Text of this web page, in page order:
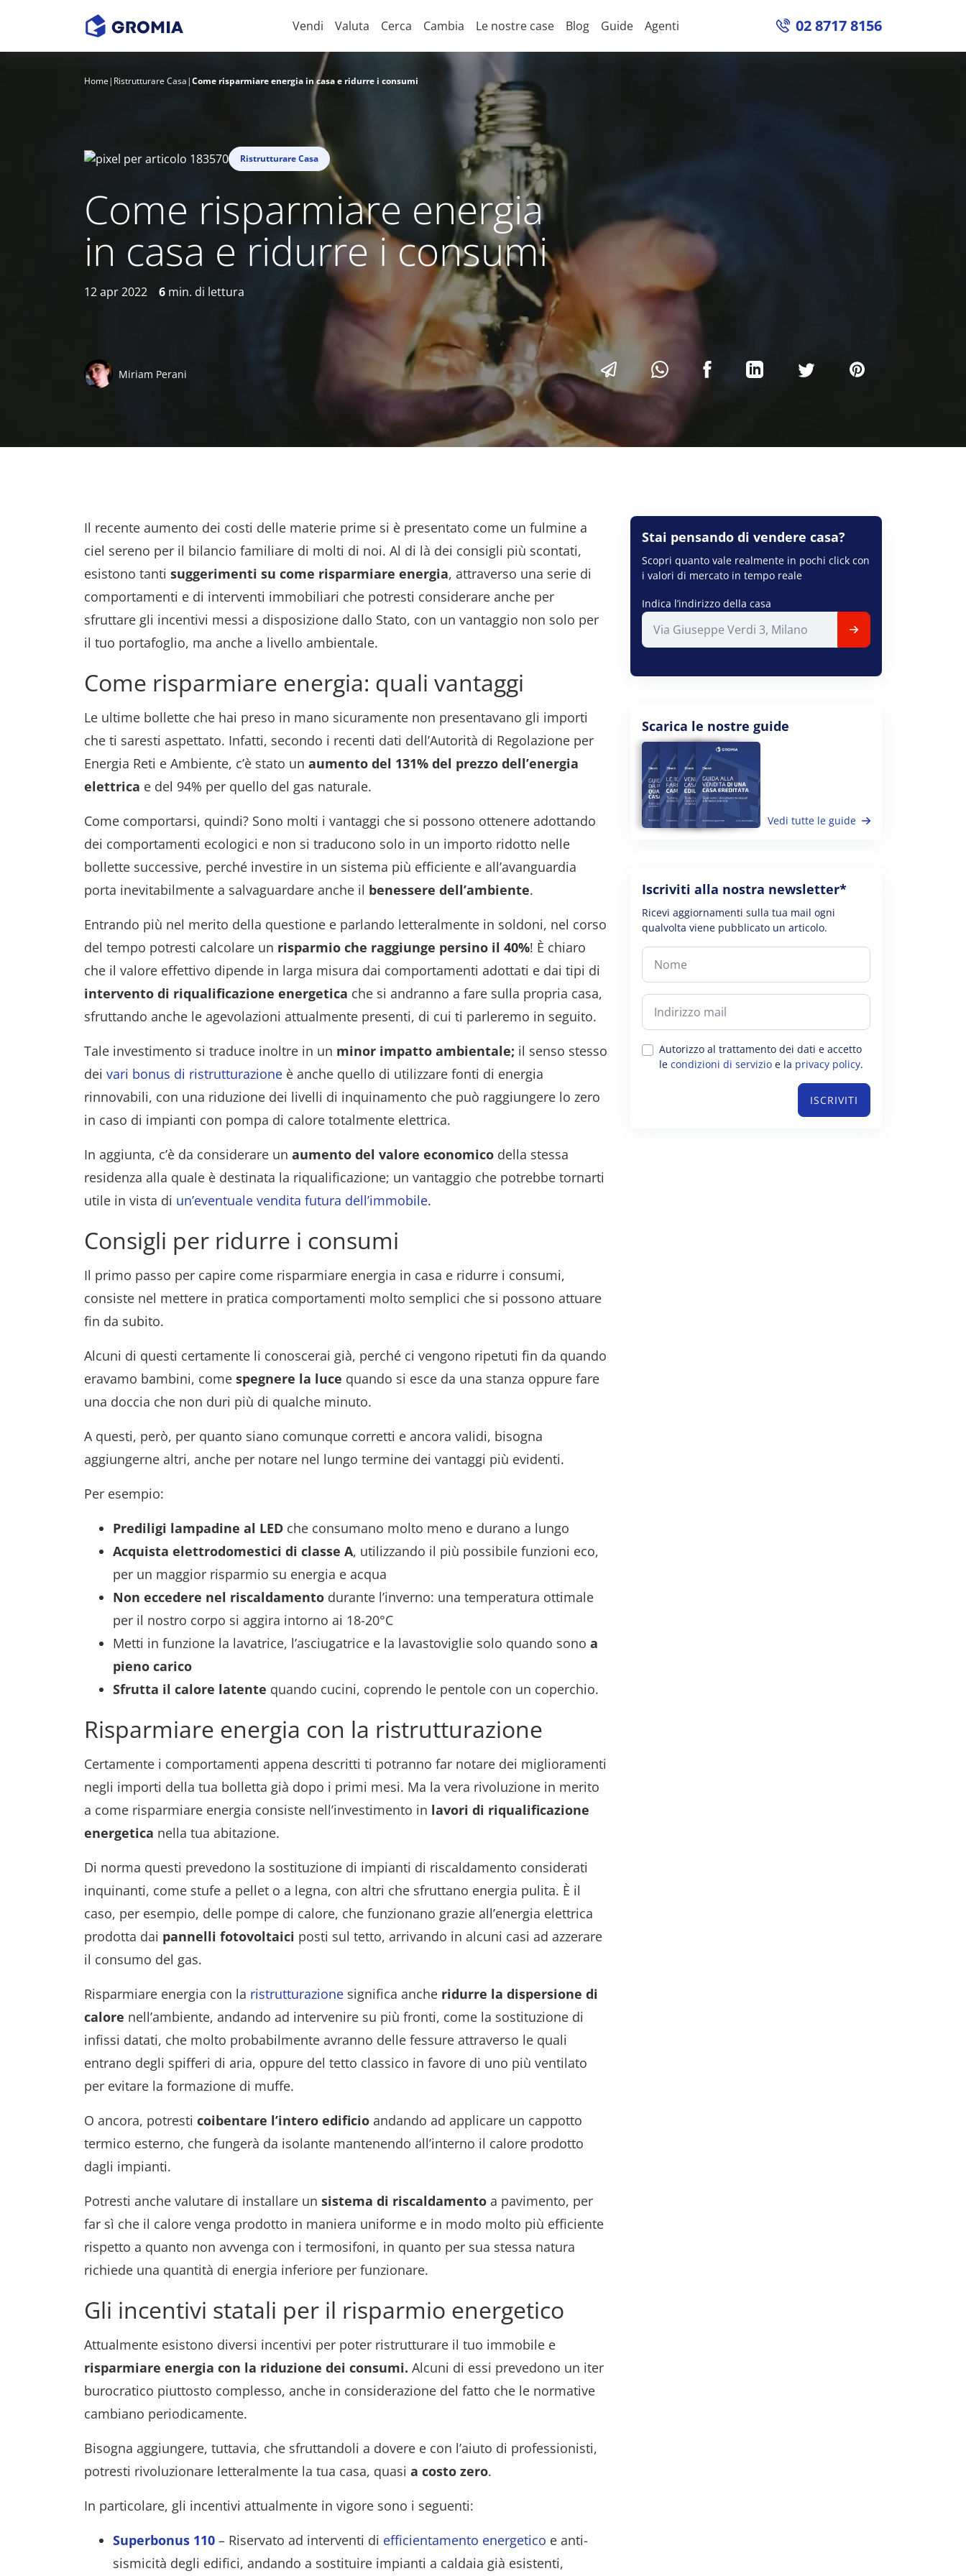
Vendi Valuta Cerca Cambia Le nostre case Blog Guide Agenti 02 8717 8156
Home| Ristrutturare Casa|Come risparmiare energia in casa e ridurre i consumi
Ristrutturare Casa
Come risparmiare energia
in casa e ridurre i consumi
12 apr 2022 6 min. di lettura
Miriam Perani
Il recente aumento dei costi delle materie prime si è presentato come un fulmine a
ciel sereno per il bilancio familiare di molti di noi. Al di là dei consigli più scontati,
esistono tanti suggerimenti su come risparmiare energia, attraverso una serie di
comportamenti e di interventi immobiliari che potresti considerare anche per
sfruttare gli incentivi messi a disposizione dallo Stato, con un vantaggio non solo per
il tuo portafoglio, ma anche a livello ambientale.
Come risparmiare energia: quali vantaggi
Le ultime bollette che hai preso in mano sicuramente non presentavano gli importi
che ti saresti aspettato. Infatti, secondo i recenti dati dell’Autorità di Regolazione per
Energia Reti e Ambiente, c’è stato un aumento del 131% del prezzo dell’energia
elettrica e del 94% per quello del gas naturale.
Come comportarsi, quindi? Sono molti i vantaggi che si possono ottenere adottando
dei comportamenti ecologici e non si traducono solo in un importo ridotto nelle
bollette successive, perché investire in un sistema più efficiente e all’avanguardia
porta inevitabilmente a salvaguardare anche il benessere dell’ambiente.
Entrando più nel merito della questione e parlando letteralmente in soldoni, nel corso
del tempo potresti calcolare un risparmio che raggiunge persino il 40%! È chiaro
che il valore effettivo dipende in larga misura dai comportamenti adottati e dai tipi di
intervento di riqualificazione energetica che si andranno a fare sulla propria casa,
sfruttando anche le agevolazioni attualmente presenti, di cui ti parleremo in seguito.
Tale investimento si traduce inoltre in un minor impatto ambientale; il senso stesso
dei vari bonus di ristrutturazione è anche quello di utilizzare fonti di energia
rinnovabili, con una riduzione dei livelli di inquinamento che può raggiungere lo zero
in caso di impianti con pompa di calore totalmente elettrica.
In aggiunta, c’è da considerare un aumento del valore economico della stessa
residenza alla quale è destinata la riqualificazione; un vantaggio che potrebbe tornarti
utile in vista di un’eventuale vendita futura dell’immobile.
Consigli per ridurre i consumi
Il primo passo per capire come risparmiare energia in casa e ridurre i consumi,
consiste nel mettere in pratica comportamenti molto semplici che si possono attuare
fin da subito.
Alcuni di questi certamente li conoscerai già, perché ci vengono ripetuti fin da quando
eravamo bambini, come spegnere la luce quando si esce da una stanza oppure fare
una doccia che non duri più di qualche minuto.
A questi, però, per quanto siano comunque corretti e ancora validi, bisogna
aggiungerne altri, anche per notare nel lungo termine dei vantaggi più evidenti.
Per esempio:
Prediligi lampadine al LED che consumano molto meno e durano a lungo
Acquista elettrodomestici di classe A, utilizzando il più possibile funzioni eco,
per un maggior risparmio su energia e acqua
Non eccedere nel riscaldamento durante l’inverno: una temperatura ottimale
per il nostro corpo si aggira intorno ai 18-20°C
Metti in funzione la lavatrice, l’asciugatrice e la lavastoviglie solo quando sono a
pieno carico
Sfrutta il calore latente quando cucini, coprendo le pentole con un coperchio.
Risparmiare energia con la ristrutturazione
Certamente i comportamenti appena descritti ti potranno far notare dei miglioramenti
negli importi della tua bolletta già dopo i primi mesi. Ma la vera rivoluzione in merito
a come risparmiare energia consiste nell’investimento in lavori di riqualificazione
energetica nella tua abitazione.
Di norma questi prevedono la sostituzione di impianti di riscaldamento considerati
inquinanti, come stufe a pellet o a legna, con altri che sfruttano energia pulita. È il
caso, per esempio, delle pompe di calore, che funzionano grazie all’energia elettrica
prodotta dai pannelli fotovoltaici posti sul tetto, arrivando in alcuni casi ad azzerare
il consumo del gas.
Risparmiare energia con la ristrutturazione significa anche ridurre la dispersione di
calore nell’ambiente, andando ad intervenire su più fronti, come la sostituzione di
infissi datati, che molto probabilmente avranno delle fessure attraverso le quali
entrano degli spifferi di aria, oppure del tetto classico in favore di uno più ventilato
per evitare la formazione di muffe.
O ancora, potresti coibentare l’intero edificio andando ad applicare un cappotto
termico esterno, che fungerà da isolante mantenendo all’interno il calore prodotto
dagli impianti.
Potresti anche valutare di installare un sistema di riscaldamento a pavimento, per
far sì che il calore venga prodotto in maniera uniforme e in modo molto più efficiente
rispetto a quanto non avvenga con i termosifoni, in quanto per sua stessa natura
richiede una quantità di energia inferiore per funzionare.
Gli incentivi statali per il risparmio energetico
Attualmente esistono diversi incentivi per poter ristrutturare il tuo immobile e
risparmiare energia con la riduzione dei consumi. Alcuni di essi prevedono un iter
burocratico piuttosto complesso, anche in considerazione del fatto che le normative
cambiano periodicamente.
Bisogna aggiungere, tuttavia, che sfruttandoli a dovere e con l’aiuto di professionisti,
potresti rivoluzionare letteralmente la tua casa, quasi a costo zero.
In particolare, gli incentivi attualmente in vigore sono i seguenti:
Superbonus 110 – Riservato ad interventi di efficientamento energetico e anti-
sismicità degli edifici, andando a sostituire impianti a caldaia già esistenti,
Stai pensando di vendere casa?
Scopri quanto vale realmente in pochi click con
i valori di mercato in tempo reale
Indica l’indirizzo della casa
Scarica le nostre guide
Vedi tutte le guide
Iscriviti alla nostra newsletter*
Ricevi aggiornamenti sulla tua mail ogni
qualvolta viene pubblicato un articolo.
Autorizzo al trattamento dei dati e accetto
le condizioni di servizio e la privacy policy.
ISCRIVITI